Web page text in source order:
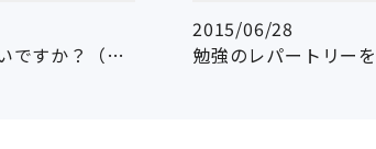
ＧＭＡＲＣＨ合格は難しいですか？（合理的英語学習法１）
2015/06/28